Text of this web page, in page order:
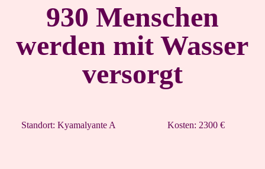
930 Menschen
werden mit Wasser
versorgt
Standort: Kyamalyante A Kosten: 2300 €